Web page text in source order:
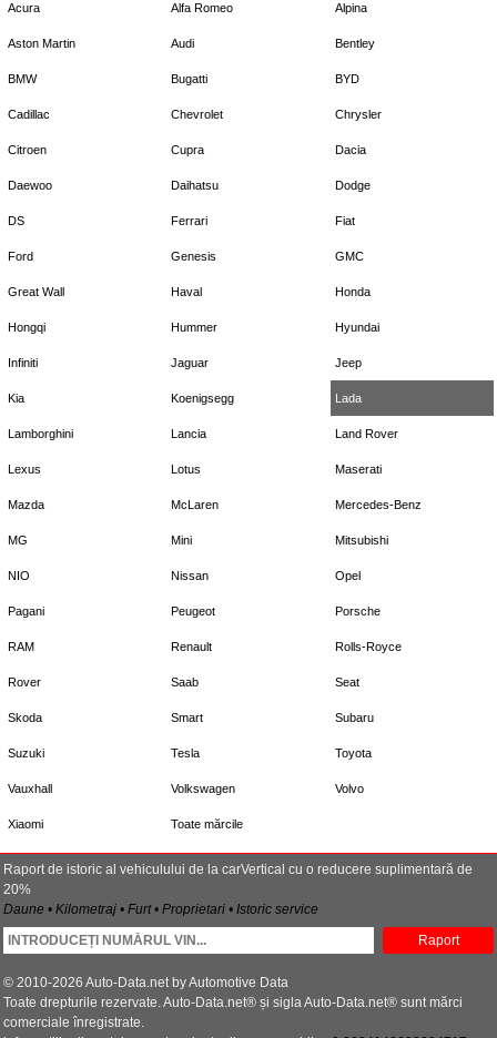
Acura Alfa Romeo Alpina
Aston Martin Audi Bentley
BMW Bugatti BYD
Cadillac Chevrolet Chrysler
Citroen Cupra Dacia
Daewoo Daihatsu Dodge
DS Ferrari Fiat
Ford Genesis GMC
Great Wall Haval Honda
Hongqi Hummer Hyundai
Infiniti Jaguar Jeep
Kia Koenigsegg Lada
Lamborghini Lancia Land Rover
Lexus Lotus Maserati
Mazda McLaren Mercedes-Benz
MG Mini Mitsubishi
NIO Nissan Opel
Pagani Peugeot Porsche
RAM Renault Rolls-Royce
Rover Saab Seat
Skoda Smart Subaru
Suzuki Tesla Toyota
Vauxhall Volkswagen Volvo
Xiaomi Toate mărcile
Raport de istoric al vehiculului de la carVertical cu o reducere suplimentară de
20%
Daune • Kilometraj • Furt • Proprietari • Istoric service
Raport
© 2010-2026 Auto-Data.net by Automotive Data
Toate drepturile rezervate. Auto-Data.net® și sigla Auto-Data.net® sunt mărci
comerciale înregistrate.